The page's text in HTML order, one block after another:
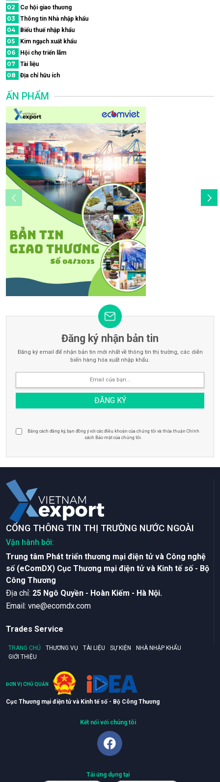
02 Cơ hội giao thương
03 Thông tin Nhà nhập khẩu
04 Biểu thuế nhập khẩu
05 Kim ngạch xuất khẩu
06 Hội chợ triển lãm
07 Tài liệu
08 Địa chỉ hữu ích
ẤN PHẨM
Đăng ký nhận bản tin
Đăng ký email để nhận bản tin mới nhất về thông tin thị trường, các diễn
biến hàng hóa xuất nhập khẩu.
Bằng cách đăng ký, bạn đồng ý với các điều khoản của chúng tôi và thỏa thuận Chính
sách Bảo mật của chúng tôi.
CỔNG THÔNG TIN THỊ TRƯỜNG NƯỚC NGOÀI
Vận hành bởi:
Trung tâm Phát triển thương mại điện tử và Công nghệ
số (eComDX) Cục Thương mại điện tử và Kinh tế số - Bộ
Công Thương
Ðịa chỉ: 25 Ngô Quyền - Hoàn Kiếm - Hà Nội.
Email: vne@ecomdx.com
Trades Service
TRANG CHỦ THƯƠNG VỤ TÀI LIỆU SỰ KIỆN
NHÀ NHẬP KHẨU
GIỚI THIỆU
ĐƠN VỊ CHỦ QUẢN
Cục Thương mại điện tử và Kinh tế số - Bộ Công Thương
Kết nối với chúng tôi
Tải ứng dụng tại